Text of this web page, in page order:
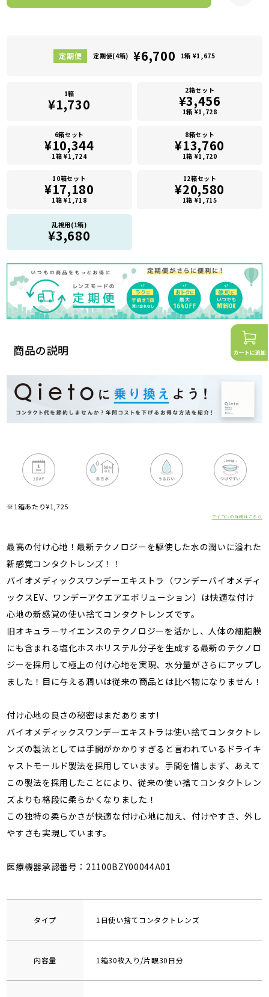
商品の説明
※1箱あたり¥1,725
アイコンの詳細はこちら
最高の付け心地！最新テクノロジーを駆使した水の潤いに溢れた
新感覚コンタクトレンズ！！
バイオメディックスワンデーエキストラ（ワンデーバイオメディ
ックスEV、ワンデーアクエアエボリューション）は快適な付け
心地の新感覚の使い捨てコンタクトレンズです。
旧オキュラーサイエンスのテクノロジーを活かし、人体の細胞膜
にも含まれる塩化ホスホリステル分子を生成する最新のテクノロ
ジーを採用して極上の付け心地を実現、水分量がさらにアップし
ました！目に与える潤いは従来の商品とは比べ物になりません！
付け心地の良さの秘密はまだあります!
バイオメディックスワンデーエキストラは使い捨てコンタクトレ
ンズの製法としては手間がかかりすぎると言われているドライキ
ャストモールド製法を採用しています。手間を惜しまず、あえて
この製法を採用したことにより、従来の使い捨てコンタクトレン
ズよりも格段に柔らかくなりました！
この独特の柔らかさが快適な付け心地に加え、付けやすさ、外し
やすさも実現しています。
医療機器承認番号：21100BZY00044A01
タイプ 1日使い捨てコンタクトレンズ
内容量 1箱30枚入り/片眼30日分
定期便(4箱) ¥6,700 1箱 ¥1,675
1箱
¥1,730
2箱セット
¥3,456
1箱 ¥1,728
6箱セット
¥10,344
1箱 ¥1,724
8箱セット
¥13,760
1箱 ¥1,720
10箱セット
¥17,180
1箱 ¥1,718
12箱セット
¥20,580
1箱 ¥1,715
乱視用(1箱)
¥3,680